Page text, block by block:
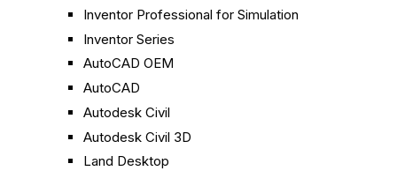
Inventor Professional for Simulation
Inventor Series
AutoCAD OEM
AutoCAD
Autodesk Civil
Autodesk Civil 3D
Land Desktop